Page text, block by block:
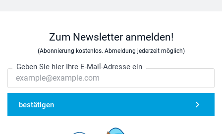
Zum Newsletter anmelden!
(Abonnierung kostenlos. Abmeldung jederzeit möglich)
Geben Sie hier Ihre E-Mail-Adresse ein
bestätigen